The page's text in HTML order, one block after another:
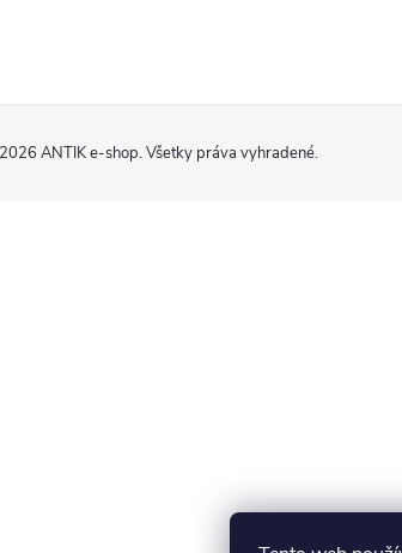
ANTIK e-shop. Všetky práva vyhradené.